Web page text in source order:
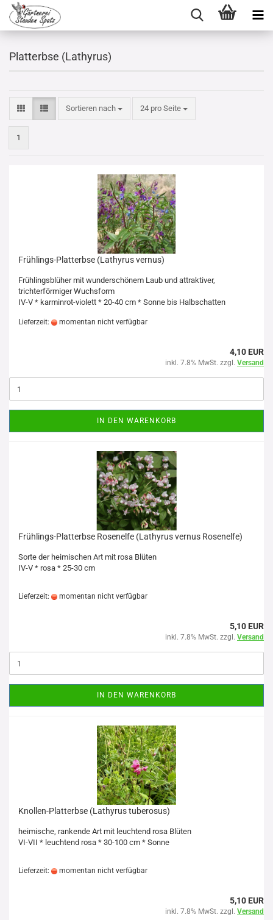
Platterbse (Lathyrus)
Sortieren nach
Sortieren nach 24 pro Seite
pro Seite
1
Frühlings-Platterbse (Lathyrus vernus)
Frühlingsblüher mit wunderschönem Laub und attraktiver,
trichterförmiger Wuchsform
IV-V * karminrot-violett * 20-40 cm * Sonne bis Halbschatten
Lieferzeit: momentan nicht verfügbar
4,10 EUR
inkl. 7.8% MwSt. zzgl. Versand
IN DEN WARENKORB
Frühlings-Platterbse Rosenelfe (Lathyrus vernus Rosenelfe)
Sorte der heimischen Art mit rosa Blüten
IV-V * rosa * 25-30 cm
Lieferzeit: momentan nicht verfügbar
5,10 EUR
inkl. 7.8% MwSt. zzgl. Versand
IN DEN WARENKORB
Knollen-Platterbse (Lathyrus tuberosus)
heimische, rankende Art mit leuchtend rosa Blüten
VI-VII * leuchtend rosa * 30-100 cm * Sonne
Lieferzeit: momentan nicht verfügbar
5,10 EUR
inkl. 7.8% MwSt. zzgl. Versand